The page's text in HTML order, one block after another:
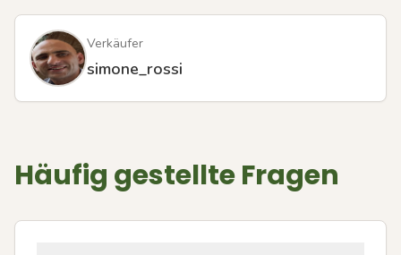
Verkäufer
simone_rossi
Häufig gestellte Fragen